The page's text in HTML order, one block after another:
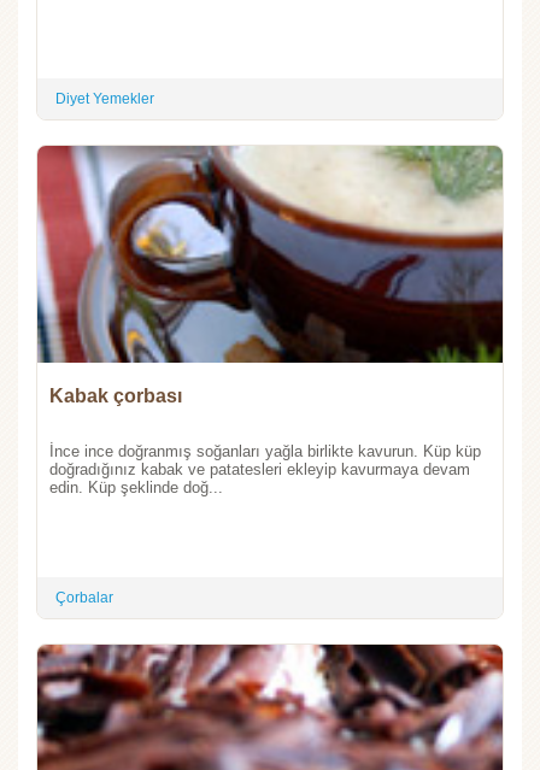
Diyet Yemekler
Kabak çorbası
İnce ince doğranmış soğanları yağla birlikte kavurun. Küp küp
doğradığınız kabak ve patatesleri ekleyip kavurmaya devam
edin. Küp şeklinde doğ...
Çorbalar